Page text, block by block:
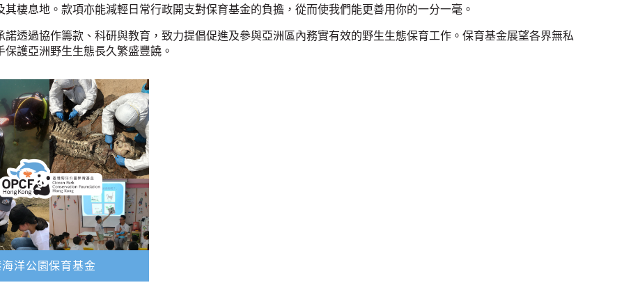
其棲息地。款項亦能減輕日常行政開支對保育基金的負擔，從而使我們能更善用你的一分一毫。
諾透過協作籌款、科研與教育，致力提倡促進及參與亞洲區內務實有效的野生生態保育工作。保育基金展望各界無私
保護亞洲野生生態長久繁盛豐饒。
洋公園保育基金